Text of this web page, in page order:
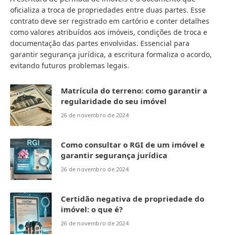
oficializa a troca de propriedades entre duas partes. Esse
contrato deve ser registrado em cartório e conter detalhes
como valores atribuídos aos imóveis, condições de troca e
documentação das partes envolvidas. Essencial para
garantir segurança jurídica, a escritura formaliza o acordo,
evitando futuros problemas legais.
Matrícula do terreno: como garantir a
regularidade do seu imóvel
26 de novembro de 2024
Como consultar o RGI de um imóvel e
garantir segurança jurídica
26 de novembro de 2024
Certidão negativa de propriedade do
imóvel: o que é?
26 de novembro de 2024